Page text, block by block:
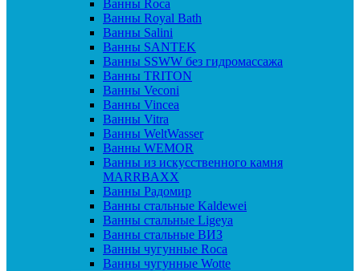
Ванны Roca
Ванны Royal Bath
Ванны Salini
Ванны SANTEK
Ванны SSWW без гидромассажа
Ванны TRITON
Ванны Veconi
Ванны Vincea
Ванны Vitra
Ванны WeltWasser
Ванны WEMOR
Ванны из искусственного камня
MARRBAXX
Ванны Радомир
Ванны стальные Kaldewei
Ванны стальные Ligeya
Ванны стальные ВИЗ
Ванны чугунные Roca
Ванны чугунные Wotte